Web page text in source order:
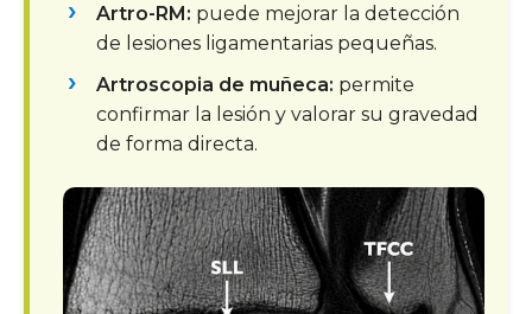
Artro-RM: puede mejorar la detección
de lesiones ligamentarias pequeñas.
Artroscopia de muñeca: permite
confirmar la lesión y valorar su gravedad
de forma directa.